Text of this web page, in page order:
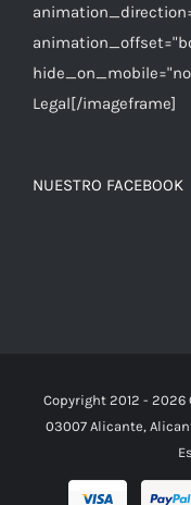
Legal[/imageframe]
NUESTRO FACEBOOK
Copyright 2012 - 2026
03007 Alicante,